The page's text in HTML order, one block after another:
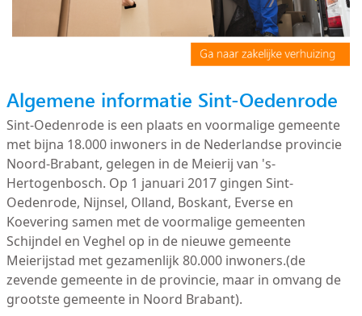
Algemene informatie Sint-Oedenrode
Sint-Oedenrode is een plaats en voormalige gemeente
met bijna 18.000 inwoners in de Nederlandse provincie
Noord-Brabant, gelegen in de Meierij van 's-
Hertogenbosch. Op 1 januari 2017 gingen Sint-
Oedenrode, Nijnsel, Olland, Boskant, Everse en
Koevering samen met de voormalige gemeenten
Schijndel en Veghel op in de nieuwe gemeente
Meierijstad met gezamenlijk 80.000 inwoners.(de
zevende gemeente in de provincie, maar in omvang de
grootste gemeente in Noord Brabant).